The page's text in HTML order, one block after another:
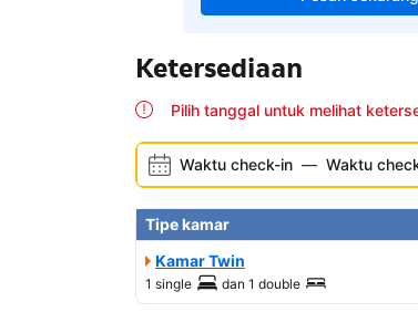
Ketersediaan
Pilih tanggal untuk melihat
Waktu check-in — Waktu
Tipe kamar
Kamar Twin
1 single dan 1 double